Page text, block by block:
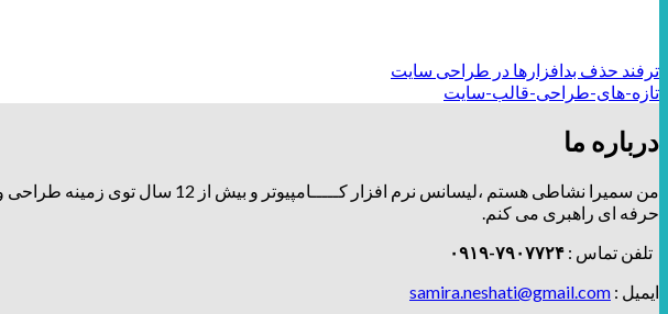
ترفند حذف بدافزارها در طراحی سایت
تازه-های-طراحی-قالب-سایت
درباره ما
من سمیرا نشاطی هستم ،لیسانس نرم افزار کـــــامپیوتر و بیش از 12 سال توی زمینه طراحی و برندینگ، فعالیت دارم و تیــــــم طراحـــــی و دیزاین
حرفه ای راهبری می کنم.
تلفن تماس : ۷۹۰۷۷۲۴-۰۹۱۹
ایمیل : samira.neshati@gmail.com